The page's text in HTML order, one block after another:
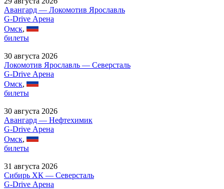
Авангард — Локомотив Ярославль
G-Drive Арена
Омск,
билеты
30 августа 2026
Локомотив Ярославль — Северсталь
G-Drive Арена
Омск,
билеты
30 августа 2026
Авангард — Нефтехимик
G-Drive Арена
Омск,
билеты
31 августа 2026
Сибирь ХК — Северсталь
G-Drive Арена